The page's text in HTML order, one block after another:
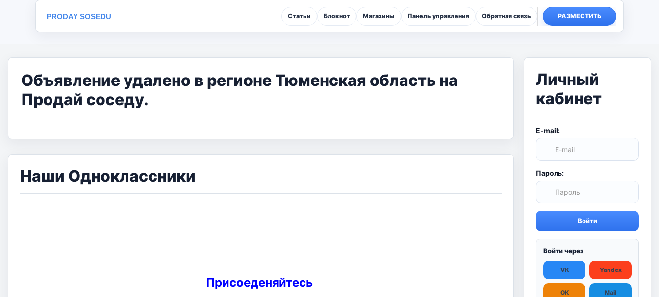
PRODAY SOSEDU Статьи Блокнот Магазины Панель управления Обратная связь РАЗМЕСТИТЬ
Объявление удалено в регионе Тюменская область на
Продай соседу.
Наши Одноклассники
Присоеденяйтесь
Личный
кабинет
E-mail:
Пароль:
Войти
Войти через
VK Yandex
OK Mail